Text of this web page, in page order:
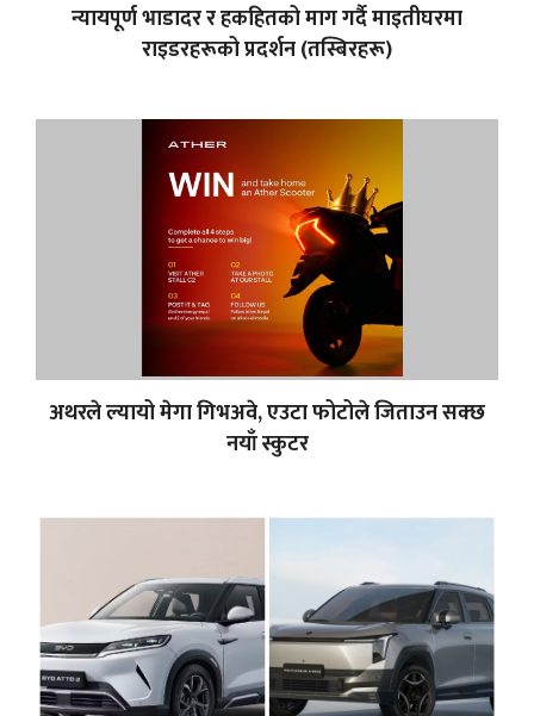
न्यायपूर्ण भाडादर र हकहितको माग गर्दै माइतीघरमा
राइडरहरूको प्रदर्शन (तस्बिरहरू)
अथरले ल्यायो मेगा गिभअवे, एउटा फोटोले जिताउन सक्छ
नयाँ स्कुटर